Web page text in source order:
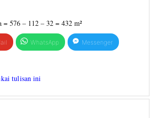
= 576 – 112 – 32 = 432 m²
WhatsApp Messenger
tulisan ini